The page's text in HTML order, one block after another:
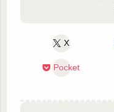
X
Pocket